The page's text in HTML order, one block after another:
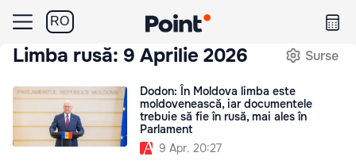
RO
Limba rusă: 9 Aprilie 2026 Surse
Dodon: În Moldova limba este
moldovenească, iar documentele
trebuie să fie în rusă, mai ales în
Parlament
9 Apr. 20:27